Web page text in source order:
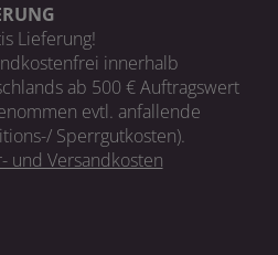
Lieferung!
innerhalb
ab 500 € Auftragswert
evtl. anfallende
Sperrgutkosten).
und Versandkosten